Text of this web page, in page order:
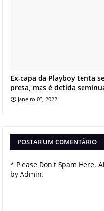
Ex-capa da Playboy tenta
presa, mas é detida
Janeiro 03, 2022
POSTAR UM COMENTÁRIO
* Please Don't Spam Here.
by Admin.